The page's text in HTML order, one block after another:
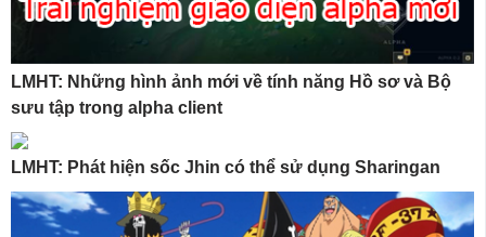
LMHT: Những hình ảnh mới về tính năng Hồ sơ và Bộ
sưu tập trong alpha client
LMHT: Phát hiện sốc Jhin có thể sử dụng Sharingan